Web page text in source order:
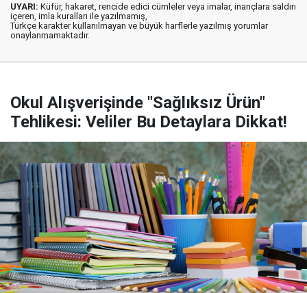
UYARI: Küfür, hakaret, rencide edici cümleler veya imalar, inançlara saldırı
içeren, imla kuralları ile yazılmamış,
Türkçe karakter kullanılmayan ve büyük harflerle yazılmış yorumlar
onaylanmamaktadır.
Okul Alışverişinde "Sağlıksız Ürün"
Tehlikesi: Veliler Bu Detaylara Dikkat!